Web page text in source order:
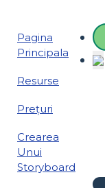
Pagina
Principala
Resurse
Prețuri
Crearea
Unui
Storyboard